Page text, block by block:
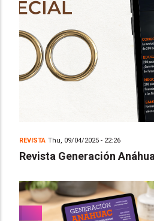
REVISTA Thu, 09/04/2025 - 22:26
Revista Generación